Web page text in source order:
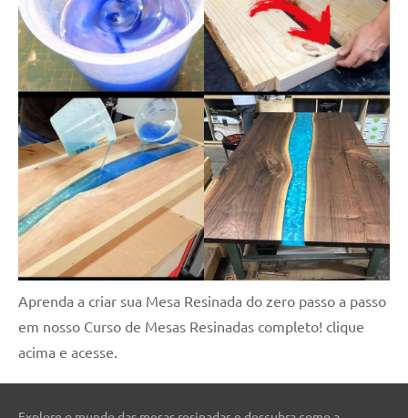
Aprenda a criar sua Mesa Resinada do zero passo a passo
em nosso Curso de Mesas Resinadas completo! clique
acima e acesse.